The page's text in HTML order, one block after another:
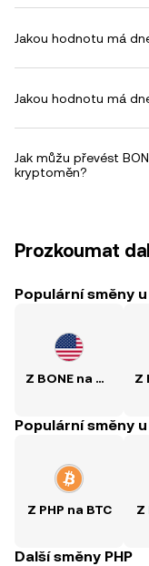
Jakou hodnotu má
Jakou hodnotu má
Jak můžu převést
kryptoměn?
Prozkoumat
Populární směny u
Z BONE na USD
Populární směny u
Z PHP na BTC Z
Další směny PHP